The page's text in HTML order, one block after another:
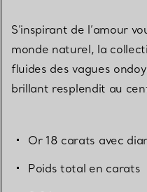
S’inspirant de l’amour
monde naturel, la
fluides des vagues
brillant resplendit au
Or 18 carats avec
Poids total en carats